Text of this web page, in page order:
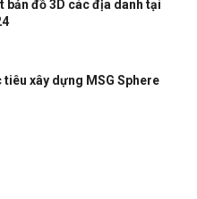
bản đồ 3D các địa danh tại
tiêu xây dựng MSG Sphere